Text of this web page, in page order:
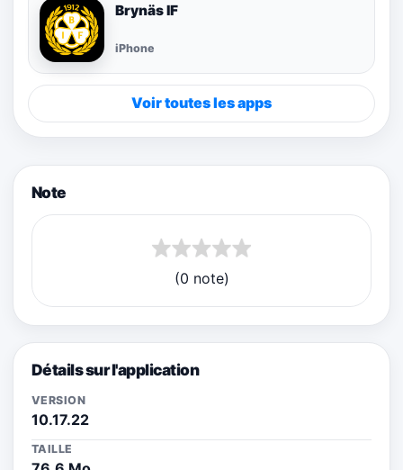
Brynäs IF
iPhone
Voir toutes les apps
Note
(0 note)
Détails sur l'application
VERSION
10.17.22
TAILLE